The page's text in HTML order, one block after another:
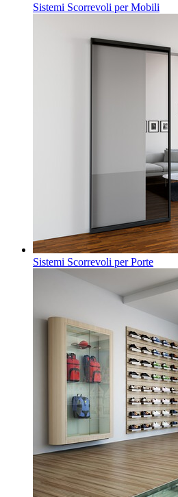
Sistemi Scorrevoli per Mobili
Sistemi Scorrevoli per Porte